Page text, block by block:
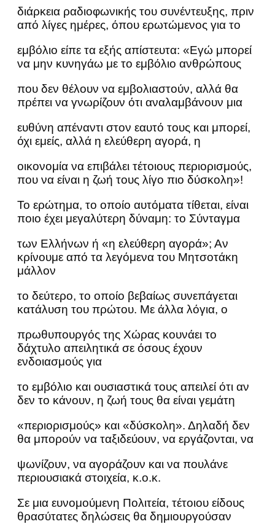
διάρκεια ραδιοφωνικής του συνέντευξης, πριν
από λίγες ημέρες, όπου ερωτώμενος για το
εμβόλιο είπε τα εξής απίστευτα: «Εγώ μπορεί
να μην κυνηγάω με το εμβόλιο ανθρώπους
που δεν θέλουν να εμβολιαστούν, αλλά θα
πρέπει να γνωρίζουν ότι αναλαμβάνουν μια
ευθύνη απέναντι στον εαυτό τους και μπορεί,
όχι εμείς, αλλά η ελεύθερη αγορά, η
οικονομία να επιβάλει τέτοιους περιορισμούς,
που να είναι η ζωή τους λίγο πιο δύσκολη»!
Το ερώτημα, το οποίο αυτόματα τίθεται, είναι
ποιο έχει μεγαλύτερη δύναμη: το Σύνταγμα
των Ελλήνων ή «η ελεύθερη αγορά»; Αν
κρίνουμε από τα λεγόμενα του Μητσοτάκη
μάλλον
το δεύτερο, το οποίο βεβαίως συνεπάγεται
κατάλυση του πρώτου. Με άλλα λόγια, ο
πρωθυπουργός της Χώρας κουνάει το
δάχτυλο απειλητικά σε όσους έχουν
ενδοιασμούς για
το εμβόλιο και ουσιαστικά τους απειλεί ότι αν
δεν το κάνουν, η ζωή τους θα είναι γεμάτη
«περιορισμούς» και «δύσκολη». Δηλαδή δεν
θα μπορούν να ταξιδεύουν, να εργάζονται, να
ψωνίζουν, να αγοράζουν και να πουλάνε
περιουσιακά στοιχεία, κ.ο.κ.
Σε μια ευνομούμενη Πολιτεία, τέτοιου είδους
θρασύτατες δηλώσεις θα δημιουργούσαν